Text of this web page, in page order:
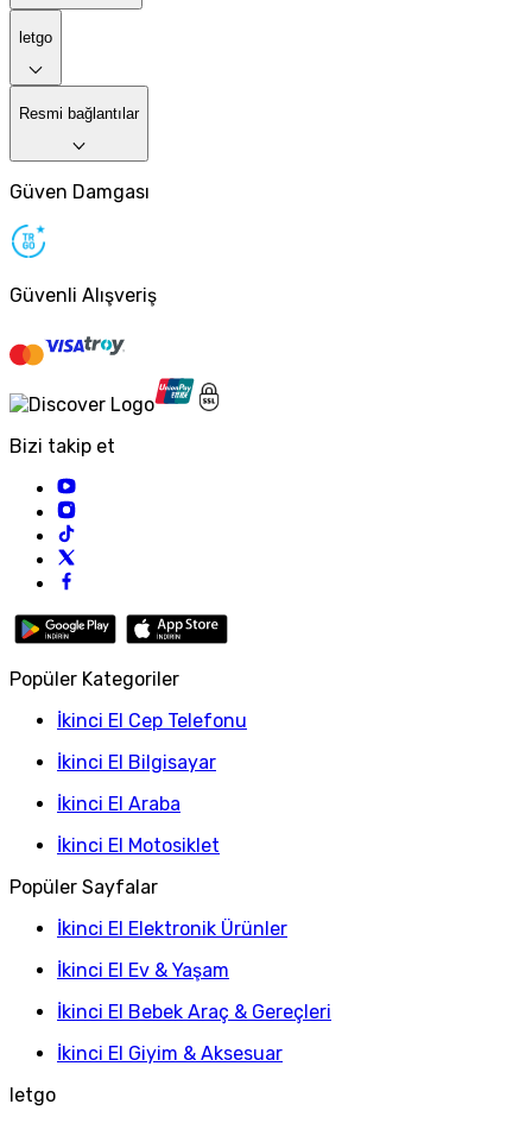
letgo
Resmi bağlantılar
Güven Damgası
Güvenli Alışveriş
Bizi takip et
Popüler Kategoriler
İkinci El Cep Telefonu
İkinci El Bilgisayar
İkinci El Araba
İkinci El Motosiklet
Popüler Sayfalar
İkinci El Elektronik Ürünler
İkinci El Ev & Yaşam
İkinci El Bebek Araç & Gereçleri
İkinci El Giyim & Aksesuar
letgo